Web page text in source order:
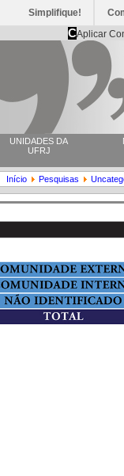
Simplifique!
CAplicar
UNIDADES DA
UFRJ
Início Pesquisas